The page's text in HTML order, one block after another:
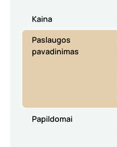
Kaina
Paslaugos
pavadinimas
Papildomai